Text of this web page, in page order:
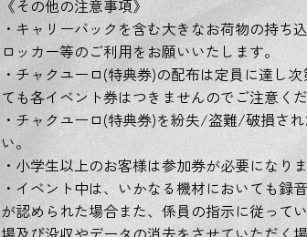
《その他の注意事項》
・キャリーバックを含む大きなお荷物の持ち
ロッカー等のご利用をお願いいたします。
・チャクユーロ(特典券)の配布は定員に達し
ても各イベント券はつきませんのでご注意くだ
・チャクユーロ(特典券)を紛失/盗難/破損さ
い。
・小学生以上のお客様は参加券が必要になりま
・イベント中は、いかなる機材においても
が認められた場合また、係員の指示に従って